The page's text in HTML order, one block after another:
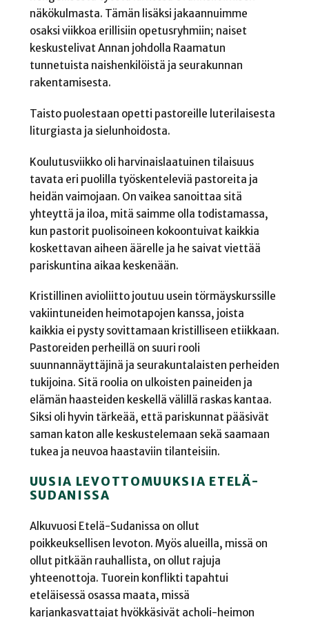
näkökulmasta. Tämän lisäksi jakaannuimme
osaksi viikkoa erillisiin opetusryhmiin; naiset
keskustelivat Annan johdolla Raamatun
tunnetuista naishenkilöistä ja seurakunnan
rakentamisesta.
Taisto puolestaan opetti pastoreille luterilaisesta
liturgiasta ja sielunhoidosta.
Koulutusviikko oli harvinaislaatuinen tilaisuus
tavata eri puolilla työskenteleviä pastoreita ja
heidän vaimojaan. On vaikea sanoittaa sitä
yhteyttä ja iloa, mitä saimme olla todistamassa,
kun pastorit puolisoineen kokoontuivat kaikkia
koskettavan aiheen äärelle ja he saivat viettää
pariskuntina aikaa keskenään.
Kristillinen avioliitto joutuu usein törmäyskurssille
vakiintuneiden heimotapojen kanssa, joista
kaikkia ei pysty sovittamaan kristilliseen etiikkaan.
Pastoreiden perheillä on suuri rooli
suunnannäyttäjinä ja seurakuntalaisten perheiden
tukijoina. Sitä roolia on ulkoisten paineiden ja
elämän haasteiden keskellä välillä raskas kantaa.
Siksi oli hyvin tärkeää, että pariskunnat pääsivät
saman katon alle keskustelemaan sekä saamaan
tukea ja neuvoa haastaviin tilanteisiin.
UUSIA LEVOTTOMUUKSIA ETELÄ-
SUDANISSA
Alkuvuosi Etelä-Sudanissa on ollut
poikkeuksellisen levoton. Myös alueilla, missä on
ollut pitkään rauhallista, on ollut rajuja
yhteenottoja. Tuorein konflikti tapahtui
eteläisessä osassa maata, missä
karjankasvattajat hyökkäsivät acholi-heimon